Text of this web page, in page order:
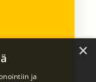
×
ja